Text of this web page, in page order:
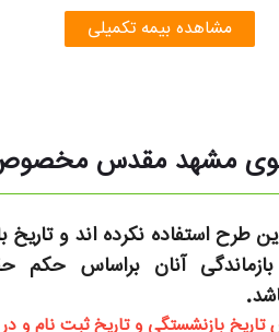
مشاهده بیمه تکمیلی
مشهد مقدس
طرح استفاده نکرده اند و
آنان براساس حکم